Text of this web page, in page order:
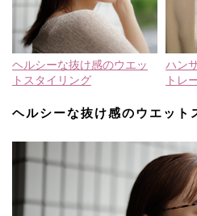
ヘルシーな抜け感のウエッ
トスタイリング
ハン
トレ
ヘルシーな抜け感のウエット